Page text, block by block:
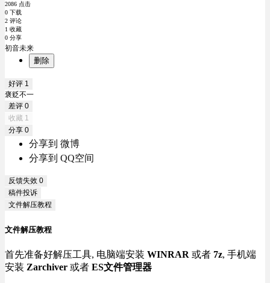
2086 点击
0 下载
2 评论
1 收藏
0 分享
初音未来
删除
好评 1
褒贬不一
差评 0
收藏 1
分享 0
分享到 微博
分享到 QQ空间
反馈失效 0
稿件投诉
文件解压教程
文件解压教程
首先准备好解压工具, 电脑端安装 WINRAR 或者 7z, 手机端
安装 Zarchiver 或者 ES文件管理器